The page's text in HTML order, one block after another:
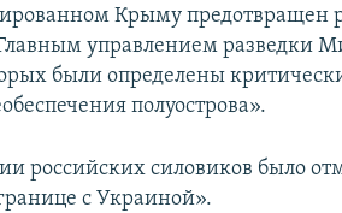
Крыму предотвращен
управлением разведки
были определены
полуострова».
российских силовиков было
с Украиной».